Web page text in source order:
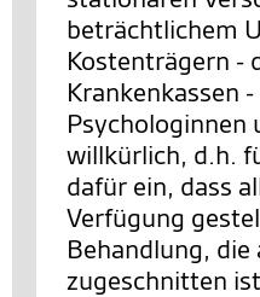
beträchtlichem
Kostenträgern -
Krankenkassen
Psychologinnen
willkürlich, d.h.
dafür ein, dass
Verfügung
Behandlung,
zugeschnitten